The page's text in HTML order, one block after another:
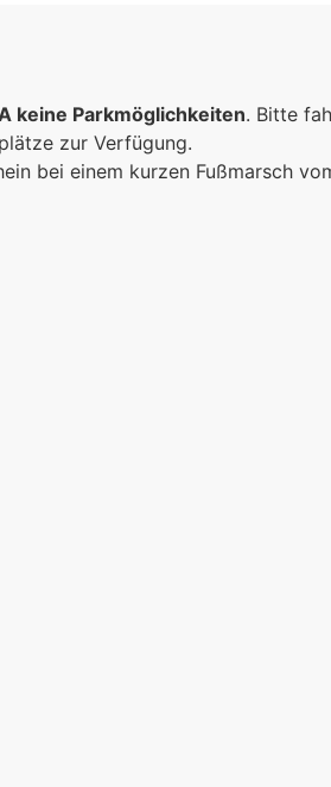
keine Parkmöglichkeiten. Bitte
zur Verfügung.
bei einem kurzen Fußmarsch